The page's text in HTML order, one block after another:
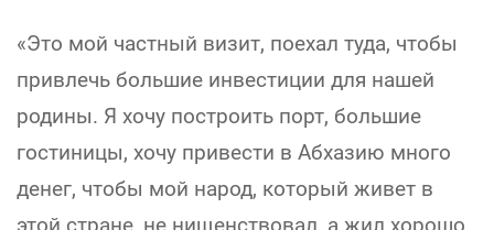
«Это мой частный визит, поехал туда, чтобы
привлечь большие инвестиции для нашей
родины. Я хочу построить порт, большие
гостиницы, хочу привести в Абхазию много
денег, чтобы мой народ, который живет в